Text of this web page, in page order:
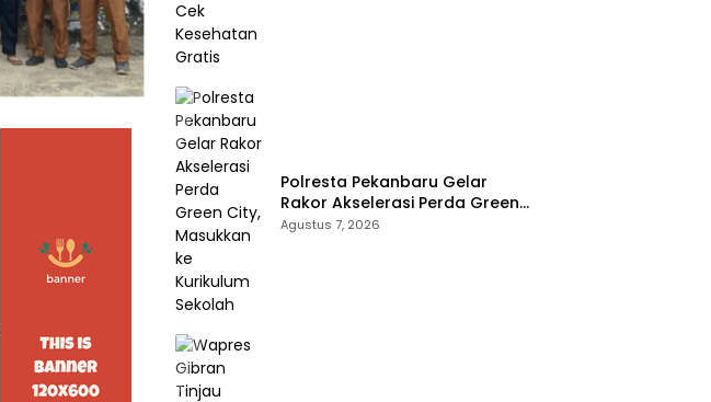
Polresta Pekanbaru Gelar
Rakor Akselerasi Perda Green
City, Masukkan ke Kurikulum
Agustus 7, 2026